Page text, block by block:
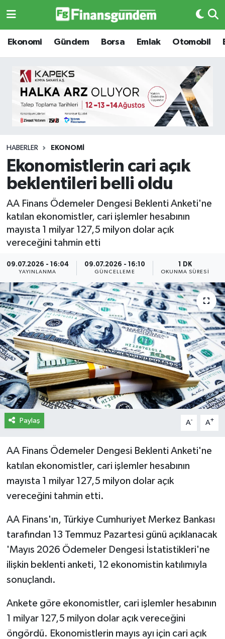
Ekonomi Gündem Borsa Emlak Otomobil
HABERLER EKONOMI
Ekonomistlerin cari açık
beklentileri belli oldu
AA Finans Ödemeler Dengesi Beklenti Anketi'ne
katılan ekonomistler, cari işlemler hesabının
mayısta 1 milyar 127,5 milyon dolar açık
vereceğini tahmin etti
09.07.2026 - 16:04
YAYINLANMA
09.07.2026 - 16:10
GÜNCELLEME
1 DK
OKUNMA SÜRESI
Paylaş A- A+
AA Finans Ödemeler Dengesi Beklenti Anketi'ne
katılan ekonomistler, cari işlemler hesabının
mayısta 1 milyar 127,5 milyon dolar açık
vereceğini tahmin etti.
AA Finans'ın, Türkiye Cumhuriyet Merkez Bankası
tarafından 13 Temmuz Pazartesi günü açıklanacak
'Mayıs 2026 Ödemeler Dengesi İstatistikleri'ne
ilişkin beklenti anketi, 12 ekonomistin katılımıyla
sonuçlandı.
Ankete göre ekonomistler, cari işlemler hesabının
1 milyar 127,5 milyon dolar açık vereceğini
öngördü. Ekonomistlerin mayıs ayı için cari açık
Ekonomi
Borsa
Emlak
Otomobil
Gizlilik Sözleşmesi
Hakkımızda
İletişim
Künye
Yasal Uyarı
Ekonomi
Borsa
Emlak
Emtia
BITCOIN
Yapay Zeka